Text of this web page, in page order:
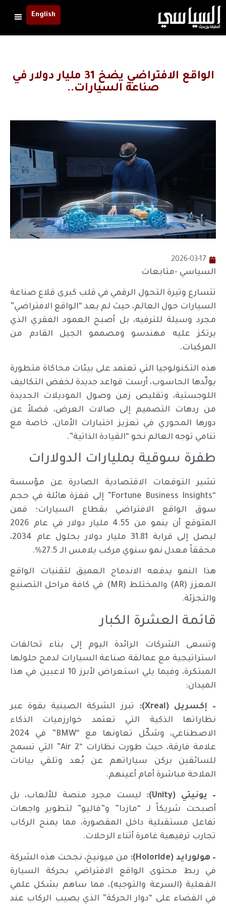
English
الواقع الافتراضي يضخ 31 مليار دولار في
صناعة السيارات..
2026-03-17
السياسي -متابعات
تتسارع وتيرة التحول الرقمي في قلب كبرى قلاع صناعة
السيارات حول العالم، حيث لم يعد “الواقع الافتراضي”
مجرد وسيلة للترفيه، بل أصبح العمود الفقري الذي
يرتكز عليه مهندسو ومصممو الجيل القادم من
المركبات.
هذه التكنولوجيا التي تعتمد على بيئات محاكاة متطورة
يولّدها الحاسوب، أرست قواعد جديدة لخفض التكاليف
اللوجستية، وتقليص زمن وصول الموديلات الجديدة
من ردهات التصميم إلى صالات العرض، فضلاً عن
دورها المحوري في تعزيز اختبارات الأمان، خاصة مع
تنامي توجه العالم نحو “القيادة الذاتية”.
طفرة سوقية بمليارات الدولارات
تشير التوقعات الاقتصادية الصادرة عن مؤسسة
“Fortune Business Insights” إلى قفزة هائلة في حجم
سوق الواقع الافتراضي بقطاع السيارات؛ فمن
المتوقع أن ينمو من 4.55 مليار دولار في عام 2026
ليصل إلى قرابة 31.81 مليار دولار بحلول عام 2034،
محققاً معدل نمو سنوي مركب يلامس الـ 27.5%.
هذا النمو يدفعه الاندماج العميق لتقنيات الواقع
المعزز (AR) والمختلط (MR) في كافة مراحل التصنيع
والتجزئة.
قائمة العشرة الكبار
وتسعى الشركات الرائدة اليوم إلى بناء تحالفات
استراتيجية مع عمالقة صناعة السيارات لدمج حلولها
المبتكرة، وفيما يلي استعراض لأبرز 10 لاعبين في هذا
الميدان:
– إكسريل (Xreal):
تبرز الشركة الصينية بقوة عبر
نظاراتها الذكية التي تعتمد خوارزميات الذكاء
الاصطناعي، وشكّل تعاونها مع “BMW” في 2024
علامة فارقة، حيث طورت نظارات “Air 2” التي تسمح
للسائقين بركن سياراتهم عن بُعد وتلقي بيانات
الملاحة مباشرة أمام أعينهم.
– يونيتي (Unity):
ليست مجرد منصة للألعاب، بل
أصبحت شريكاً لـ “مازدا” و”فاليو” لتطوير واجهات
تفاعل مستقبلية داخل المقصورة، مما يمنح الركاب
تجارب ترفيهية غامرة أثناء الرحلات.
– هولورايد (Holoride):
من ميونيخ، نجحت هذه الشركة
في ربط محتوى الواقع الافتراضي بحركة السيارة
الفعلية (السرعة والتوجيه)، مما ساهم بشكل علمي
في القضاء على “دوار الحركة” الذي يصيب الركاب عند